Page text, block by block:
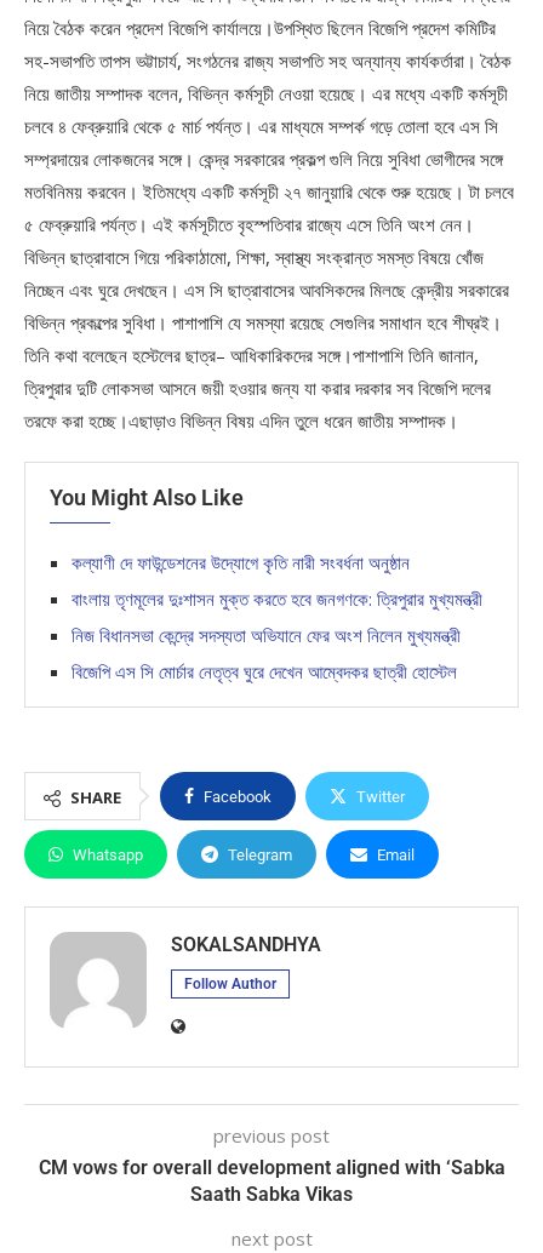
নিয়ে বৈঠক করেন প্রদেশ বিজেপি কার্যালয়ে।উপস্থিত ছিলেন বিজেপি প্রদেশ কমিটির
সহ-সভাপতি তাপস ভট্টাচার্য, সংগঠনের রাজ্য সভাপতি সহ অন্যান্য কার্যকর্তারা। বৈঠক
নিয়ে জাতীয় সম্পাদক বলেন, বিভিন্ন কর্মসূচী নেওয়া হয়েছে। এর মধ্যে একটি কর্মসূচী
চলবে ৪ ফেব্রুয়ারি থেকে ৫ মার্চ পর্যন্ত। এর মাধ্যমে সম্পর্ক গড়ে তোলা হবে এস সি
সম্প্রদায়ের লোকজনের সঙ্গে। কেন্দ্র সরকারের প্রকল্প গুলি নিয়ে সুবিধা ভোগীদের সঙ্গে
মতবিনিময় করবেন। ইতিমধ্যে একটি কর্মসূচী ২৭ জানুয়ারি থেকে শুরু হয়েছে। টা চলবে
৫ ফেব্রুয়ারি পর্যন্ত। এই কর্মসূচীতে বৃহস্পতিবার রাজ্যে এসে তিনি অংশ নেন।
বিভিন্ন ছাত্রাবাসে গিয়ে পরিকাঠামো, শিক্ষা, স্বাস্থ্য সংক্রান্ত সমস্ত বিষয়ে খোঁজ
নিচ্ছেন এবং ঘুরে দেখছেন। এস সি ছাত্রাবাসের আবসিকদের মিলছে কেন্দ্রীয় সরকারের
বিভিন্ন প্রকল্পের সুবিধা। পাশাপাশি যে সমস্যা রয়েছে সেগুলির সমাধান হবে শীঘ্রই।
তিনি কথা বলেছেন হস্টেলের ছাত্র– আধিকারিকদের সঙ্গে।পাশাপাশি তিনি জানান,
ত্রিপুরার দুটি লোকসভা আসনে জয়ী হওয়ার জন্য যা করার দরকার সব বিজেপি দলের
তরফে করা হচ্ছে।এছাড়াও বিভিন্ন বিষয় এদিন তুলে ধরেন জাতীয় সম্পাদক।
You Might Also Like
কল্যাণী দে ফাউন্ডেশনের উদ্যোগে কৃতি নারী সংবর্ধনা অনুষ্ঠান
বাংলায় তৃণমূলের দুঃশাসন মুক্ত করতে হবে জনগণকে: ত্রিপুরার মুখ্যমন্ত্রী
নিজ বিধানসভা কেন্দ্রে সদস্যতা অভিযানে ফের অংশ নিলেন মুখ্যমন্ত্রী
বিজেপি এস সি মোর্চার নেতৃত্ব ঘুরে দেখেন আম্বেদকর ছাত্রী হোস্টেল
SHARE Facebook Twitter
Whatsapp Telegram Email
SOKALSANDHYA
Follow Author
previous post
CM vows for overall development aligned with ‘Sabka
Saath Sabka Vikas
next post